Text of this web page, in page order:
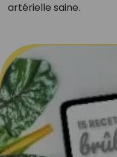
artérielle saine.